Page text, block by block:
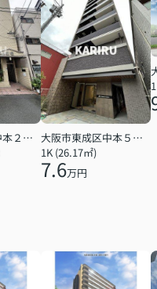
大阪市東成区中本２丁目
大阪市東成区中本５丁目
1K (26.17㎡)
7.6万円